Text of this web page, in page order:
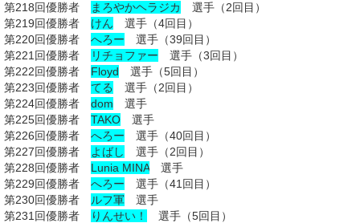
第218回優勝者
まろやかヘラジカ
選手（2回目）
第219回優勝者 けん 選手 （4回目）
第220回優勝者 へろー 選手（39回目）
第221回優勝者
リチョファー 選手（3回目）
第222回優勝者 Floyd 選手（5回目）
第223回優勝者 てる
選手（2回目）
第224回優勝者 dom 選手
第225回優勝者 TAKO 選手
第226回優勝者 へろー 選手（40回目）
第227回優勝者
よばし
選手（2回目）
第228回優勝者 Lunia MINA 選手
第229回優勝者 へろー 選手（41回目）
第230回優勝者
ルフ軍 選手
第231回優勝者
りんせい！
選手（5回目）